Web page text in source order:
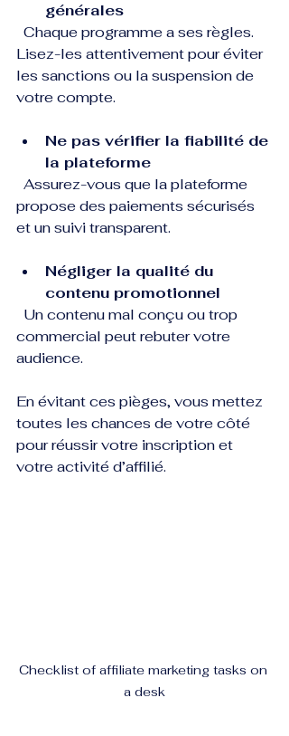
générales
Lisez-les attentivement pour éviter
les sanctions ou la suspension de
votre compte.
Ne pas vérifier la fiabilité de
la plateforme
propose des paiements sécurisés
et un suivi transparent.
Négliger la qualité du
contenu promotionnel
commercial peut rebuter votre
audience.
En évitant ces pièges, vous mettez
toutes les chances de votre côté
pour réussir votre inscription et
votre activité d’affilié.
Checklist of affiliate marketing tasks on
a desk